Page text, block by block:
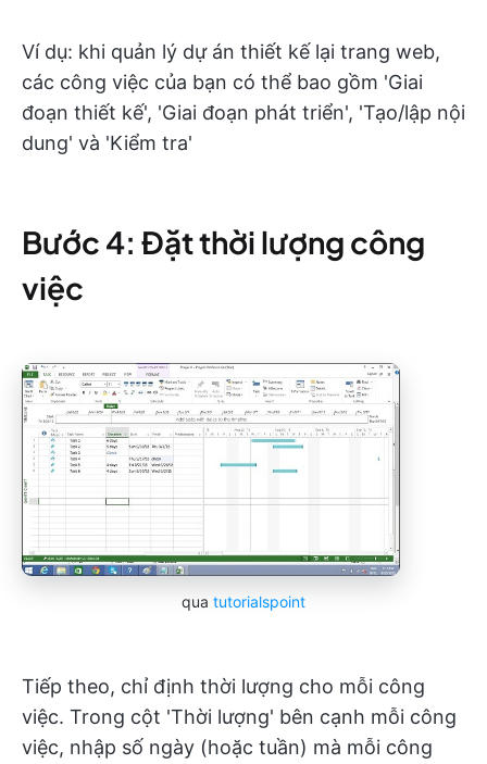
Ví dụ: khi quản lý dự án thiết kế lại trang web,
các công việc của bạn có thể bao gồm 'Giai
đoạn thiết kế', 'Giai đoạn phát triển', 'Tạo/lập nội
dung' và 'Kiểm tra'
Bước 4: Đặt thời lượng công
việc
qua tutorialspoint
Tiếp theo, chỉ định thời lượng cho mỗi công
việc. Trong cột 'Thời lượng' bên cạnh mỗi công
việc, nhập số ngày (hoặc tuần) mà mỗi công